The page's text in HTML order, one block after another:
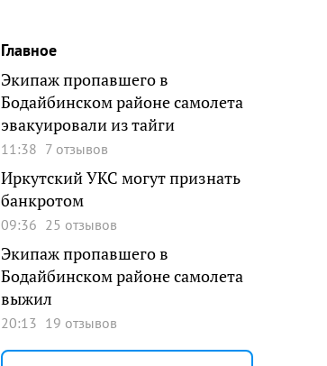
Главное
Экипаж пропавшего в
Бодайбинском районе самолета
эвакуировали из тайги
11:38 7 отзывов
Иркутский УКС могут признать
банкротом
09:36 25 отзывов
Экипаж пропавшего в
Бодайбинском районе самолета
выжил
20:13 19 отзывов